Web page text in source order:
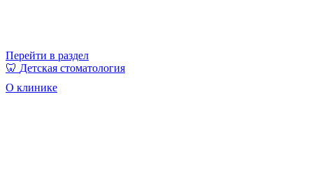
Перейти в раздел
🦷 Детская стоматология
О клинике